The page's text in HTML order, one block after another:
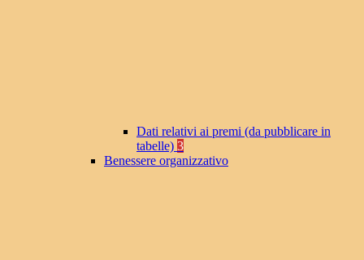
Dati relativi ai premi (da pubblicare in
tabelle) 3
Benessere organizzativo